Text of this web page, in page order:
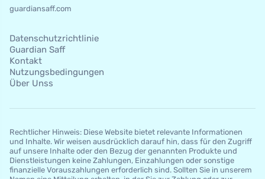
guardiansaff.com
Datenschutzrichtlinie
Guardian Saff
Kontakt
Nutzungsbedingungen
Über Unss
Rechtlicher Hinweis: Diese Website bietet relevante Informationen
und Inhalte. Wir weisen ausdrücklich darauf hin, dass für den Zugriff
auf unsere Inhalte oder den Bezug der genannten Produkte und
Dienstleistungen keine Zahlungen, Einzahlungen oder sonstige
finanzielle Vorauszahlungen erforderlich sind. Sollten Sie in unserem